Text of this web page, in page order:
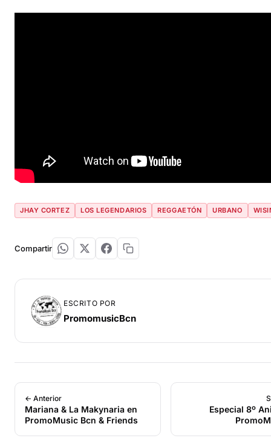
JHAY CORTEZ LOS LEGENDARIOS REGGAETÓN URBANO
Compartir
ESCRITO POR
PromomusicBcn
← Anterior
Mariana & La Makynaria en
PromoMusic Bcn & Friends
Especial 8º